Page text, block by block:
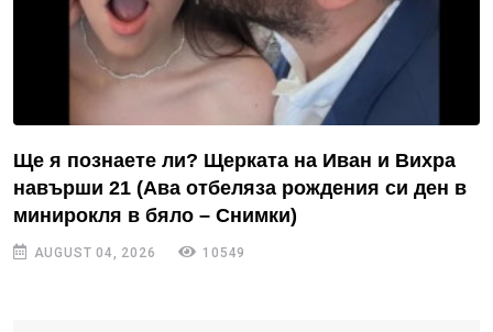
Ще я познаете ли? Щерката на Иван и Вихра
навърши 21 (Ава отбеляза рождения си ден в
минирокля в бяло – Снимки)
AUGUST 04, 2026 10549